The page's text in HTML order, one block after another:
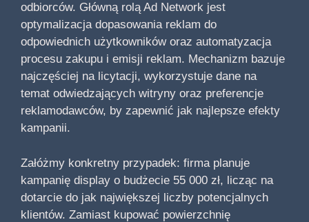
odbiorców. Główną rolą Ad Network jest
optymalizacja dopasowania reklam do
odpowiednich użytkowników oraz automatyzacja
procesu zakupu i emisji reklam. Mechanizm bazuje
najczęściej na licytacji, wykorzystuje dane na
temat odwiedzających witryny oraz preferencje
reklamodawców, by zapewnić jak najlepsze efekty
kampanii.
Załóżmy konkretny przypadek: firma planuje
kampanię display o budżecie 55 000 zł, licząc na
dotarcie do jak największej liczby potencjalnych
klientów. Zamiast kupować powierzchnię